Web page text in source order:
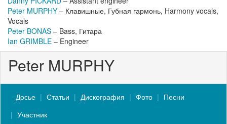
Peter MURPHY – Клавишные, Губная гармонь, Harmony vocals,
Vocals
Peter BONAS – Bass, Гитара
Ian GRIMBLE – Engineer
Peter MURPHY
Досье Статьи Дискография Фото
Песни
Участник